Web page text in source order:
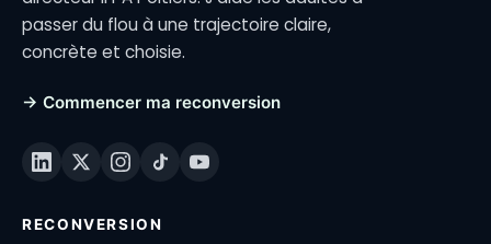
passer du flou à une trajectoire claire,
concrète et choisie.
→ Commencer ma reconversion
RECONVERSION